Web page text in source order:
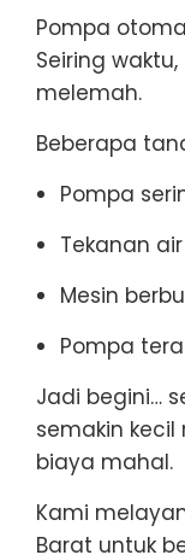
Pompa
Seiring
melemah.
Beberapa
Pompa
Tekanan
Mesin
Pompa
Jadi begini…
semakin kecil
biaya mahal.
Kami
Barat untuk